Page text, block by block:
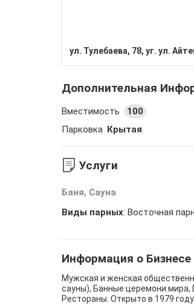
ул. Тулебаева, 78, уг. ул.
Дополнительная
Вместимость 100
Парковка Крытая
Услуги
Баня, Сауна
Виды парных: Восточная
Информация о Бизнесе
Мужская и женская
сауны), Банные церемони мира,
Рестораны. Открыто в 1979 году